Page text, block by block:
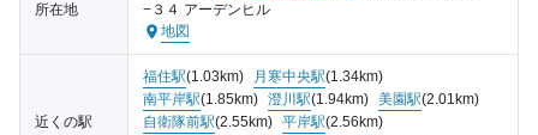
所在地
−３４ アーデンヒル
地図
近くの駅
福住駅(1.03km) 月寒中央駅(1.34km)
南平岸駅(1.85km) 澄川駅(1.94km) 美園駅(2.01km)
自衛隊前駅(2.55km) 平岸駅(2.56km)